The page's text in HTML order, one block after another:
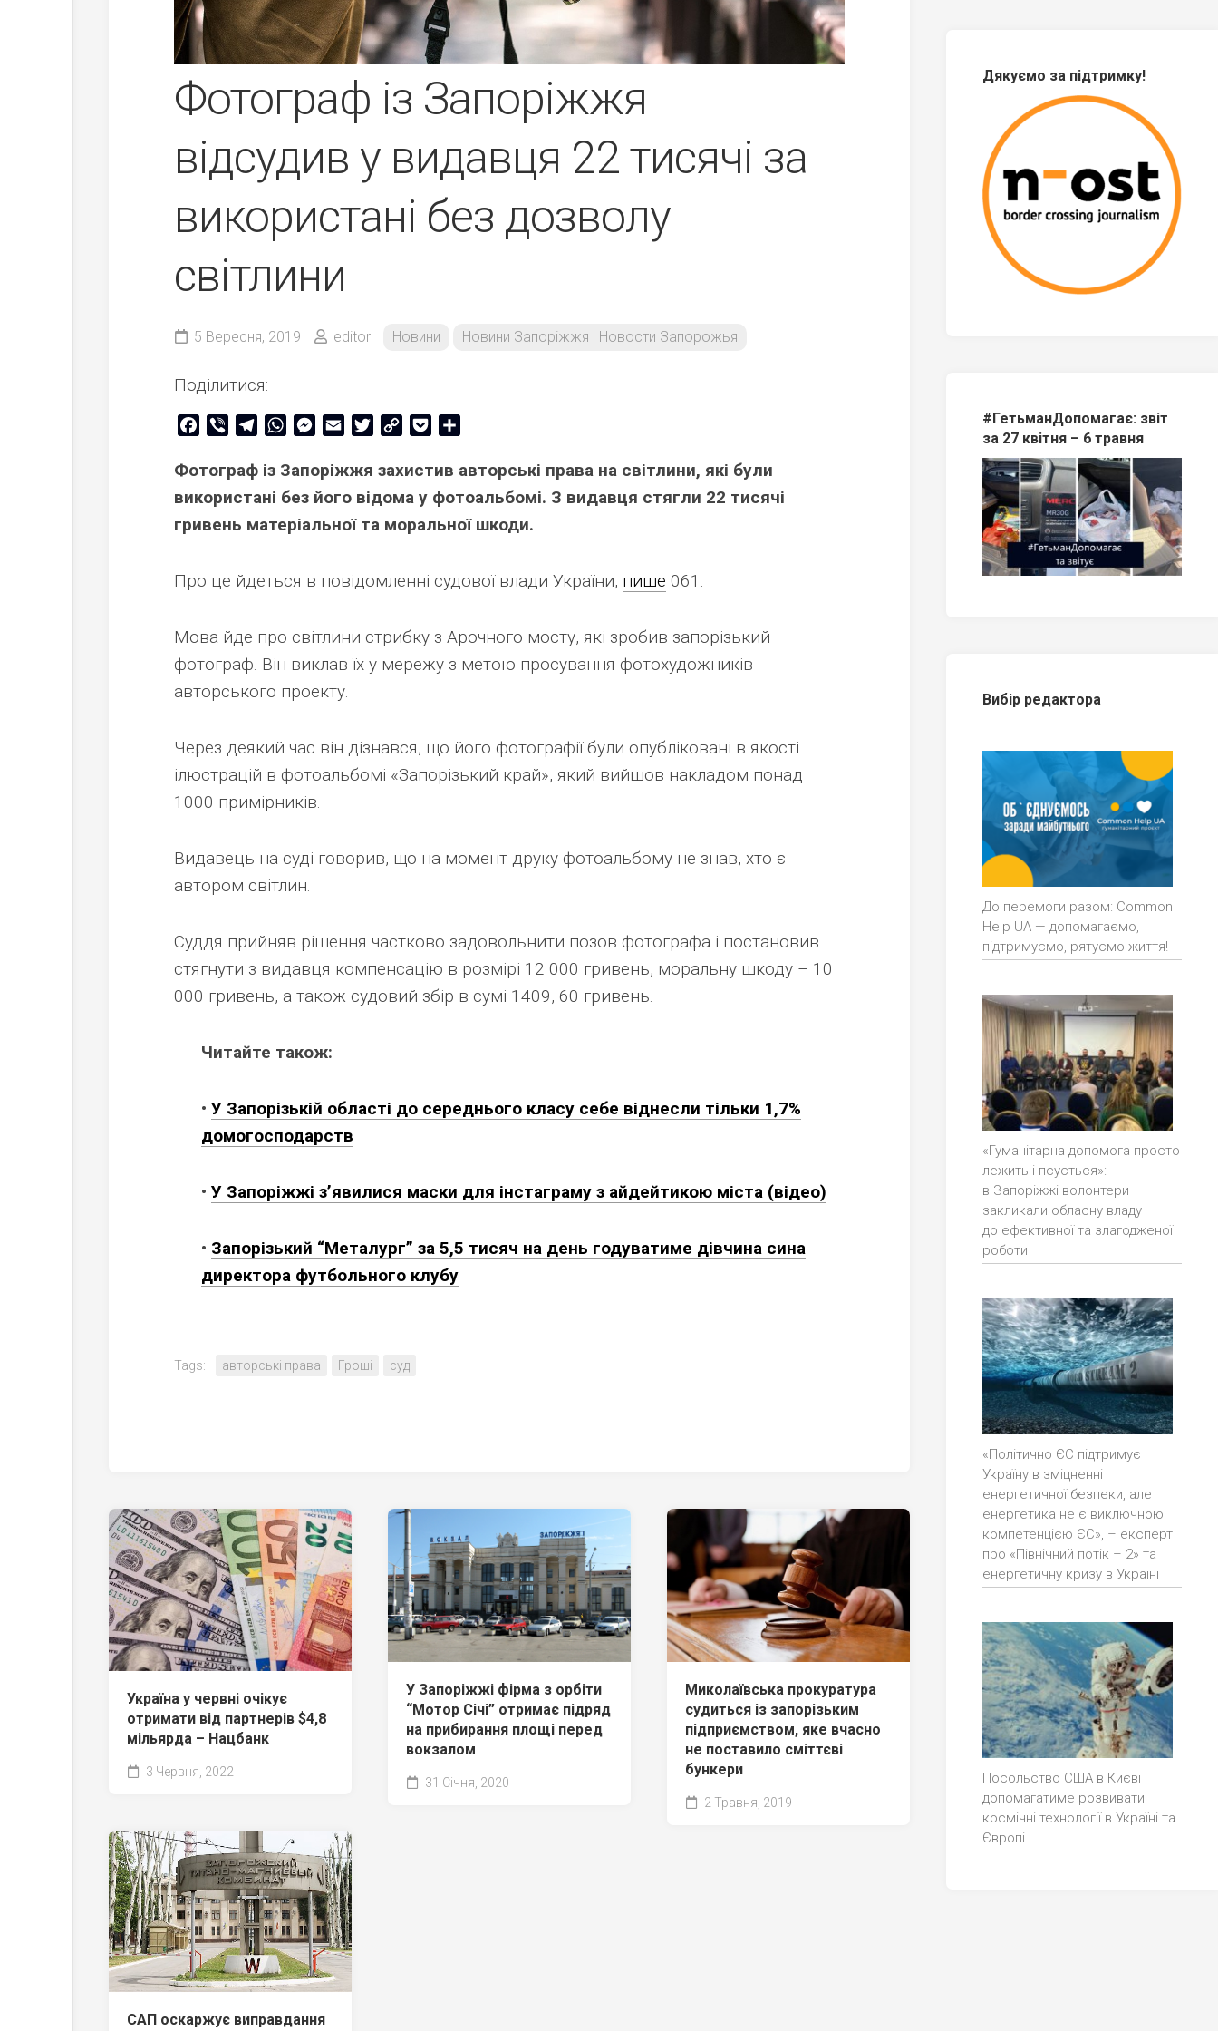
Фотограф із Запоріжжя
відсудив у видавця 22 тисячі за
використані без дозволу
світлини
5 Вересня, 2019 editor Новини Новини Запоріжжя | Новости Запорожья
Поділитися:
Facebook
Viber TelegramWhatsAppMessenger
Email TwitterCopy
Pocket
Фотограф із Запоріжжя захистив авторські права на світлини, які були
використані без його відома у фотоальбомі. З видавця стягли 22 тисячі
гривень матеріальної та моральної шкоди.
Про це йдеться в повідомленні судової влади України, пише 061.
Мова йде про світлини стрибку з Арочного мосту, які зробив запорізький
фотограф. Він виклав їх у мережу з метою просування фотохудожників
авторського проекту.
Через деякий час він дізнався, що його фотографії були опубліковані в якості
ілюстрацій в фотоальбомі «Запорізький край», який вийшов накладом понад
1000 примірників.
Видавець на суді говорив, що на момент друку фотоальбому не знав, хто є
автором світлин.
Суддя прийняв рішення частково задовольнити позов фотографа і постановив
стягнути з видавця компенсацію в розмірі 12 000 гривень, моральну шкоду – 10
000 гривень, а також судовий збір в сумі 1409, 60 гривень.
Читайте також:
• У Запорізькій області до середнього класу себе віднесли тільки 1,7%
домогосподарств
• У Запоріжжі з’явилися маски для інстаграму з айдейтикою міста (відео)
• Запорізький “Металург” за 5,5 тисяч на день годуватиме дівчина сина
директора футбольного клубу
Tags: авторські права Гроші суд
Україна у червні очікує
отримати від партнерів $4,8
мільярда – Нацбанк
3 Червня, 2022
У Запоріжжі фірма з орбіти
“Мотор Січі” отримає підряд
на прибирання площі перед
вокзалом
31 Січня, 2020
Миколаївська прокуратура
судиться із запорізьким
підприємством, яке вчасно
не поставило сміттєві
бункери
2 Травня, 2019
САП оскаржує виправдання
Дякуємо за підтримку!
#ГетьманДопомагає: звіт
за 27 квітня – 6 травня
Вибір редактора
До перемоги разом: Common
Help UA — допомагаємо,
підтримуємо, рятуємо життя!
«Гуманітарна допомога просто
лежить і псується»:
в Запоріжжі волонтери
закликали обласну владу
до ефективної та злагодженої
роботи
«Політично ЄС підтримує
Україну в зміцненні
енергетичної безпеки, але
енергетика не є виключною
компетенцією ЄС», – експерт
про «Північний потік – 2» та
енергетичну кризу в Україні
Посольство США в Києві
допомагатиме розвивати
космічні технології в Україні та
Європі